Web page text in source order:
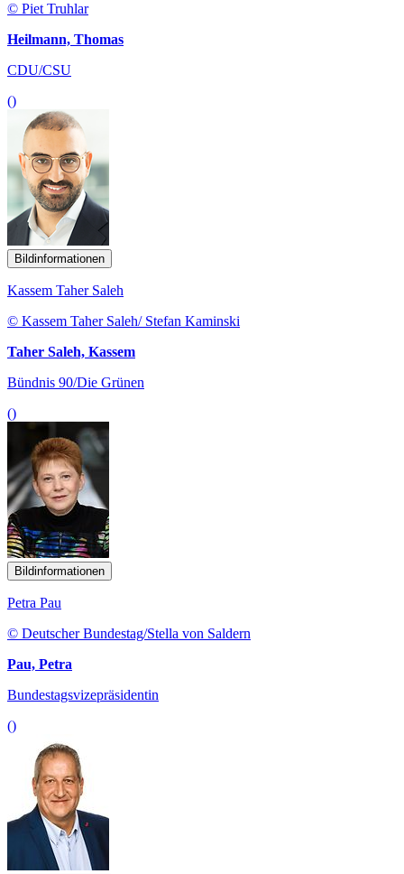
© Piet Truhlar
Heilmann, Thomas
CDU/CSU
()
Bildinformationen
Kassem Taher Saleh
© Kassem Taher Saleh/ Stefan Kaminski
Taher Saleh, Kassem
Bündnis 90/Die Grünen
()
Bildinformationen
Petra Pau
© Deutscher Bundestag/Stella von Saldern
Pau, Petra
Bundestagsvizepräsidentin
()